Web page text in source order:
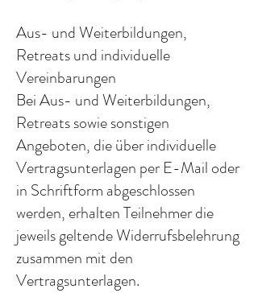
Aus- und Weiterbildungen,
Retreats und individuelle
Vereinbarungen
Bei Aus- und Weiterbildungen,
Retreats sowie sonstigen
Angeboten, die über individuelle
Vertragsunterlagen per E-Mail oder
in Schriftform abgeschlossen
werden, erhalten Teilnehmer die
jeweils geltende Widerrufsbelehrung
zusammen mit den
Vertragsunterlagen.